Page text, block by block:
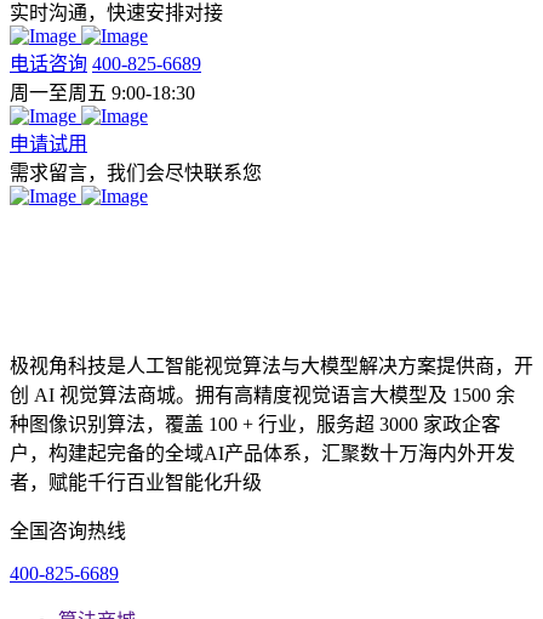
实时沟通，快速安排对接
电话咨询 400-825-6689
周一至周五 9:00-18:30
申请试用
需求留言，我们会尽快联系您
极视角科技是人工智能视觉算法与大模型解决方案提供商，开
创 AI 视觉算法商城。拥有高精度视觉语言大模型及 1500 余
种图像识别算法，覆盖 100 + 行业，服务超 3000 家政企客
户，构建起完备的全域AI产品体系，汇聚数十万海内外开发
者，赋能千行百业智能化升级
全国咨询热线
400-825-6689